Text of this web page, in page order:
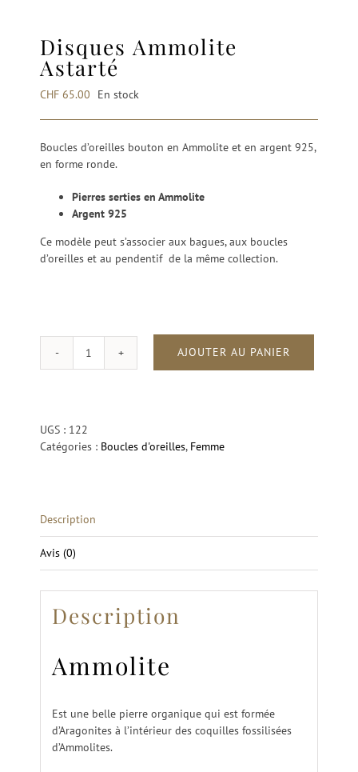
Disques Ammolite
Astarté
CHF 65.00 En stock
Boucles d’oreilles bouton en Ammolite et en argent 925,
en forme ronde.
Pierres serties en Ammolite
Argent 925
Ce modèle peut s’associer aux bagues, aux boucles
d’oreilles et au pendentif de la même collection.
quantité
AJOUTER AU PANIER
UGS : 122
Catégories : Boucles d'oreilles, Femme
Description
Avis (0)
Description
Ammolite
Est une belle pierre organique qui est formée
d’Aragonites à l’intérieur des coquilles fossilisées
d’Ammolites.